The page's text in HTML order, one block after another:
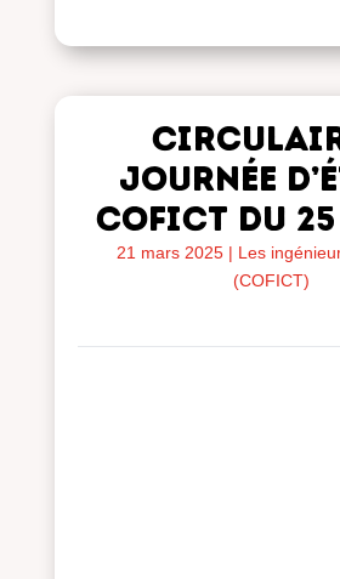
Journée
COFICT du
2023
21 mars 2025| Les
(COFICT)